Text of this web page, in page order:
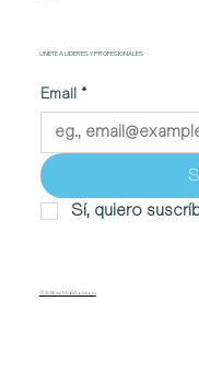
ÚNETE A LIDERES Y PROFESIONALES
Email *
Sí, quiero
© 2026 by MudirSolutions